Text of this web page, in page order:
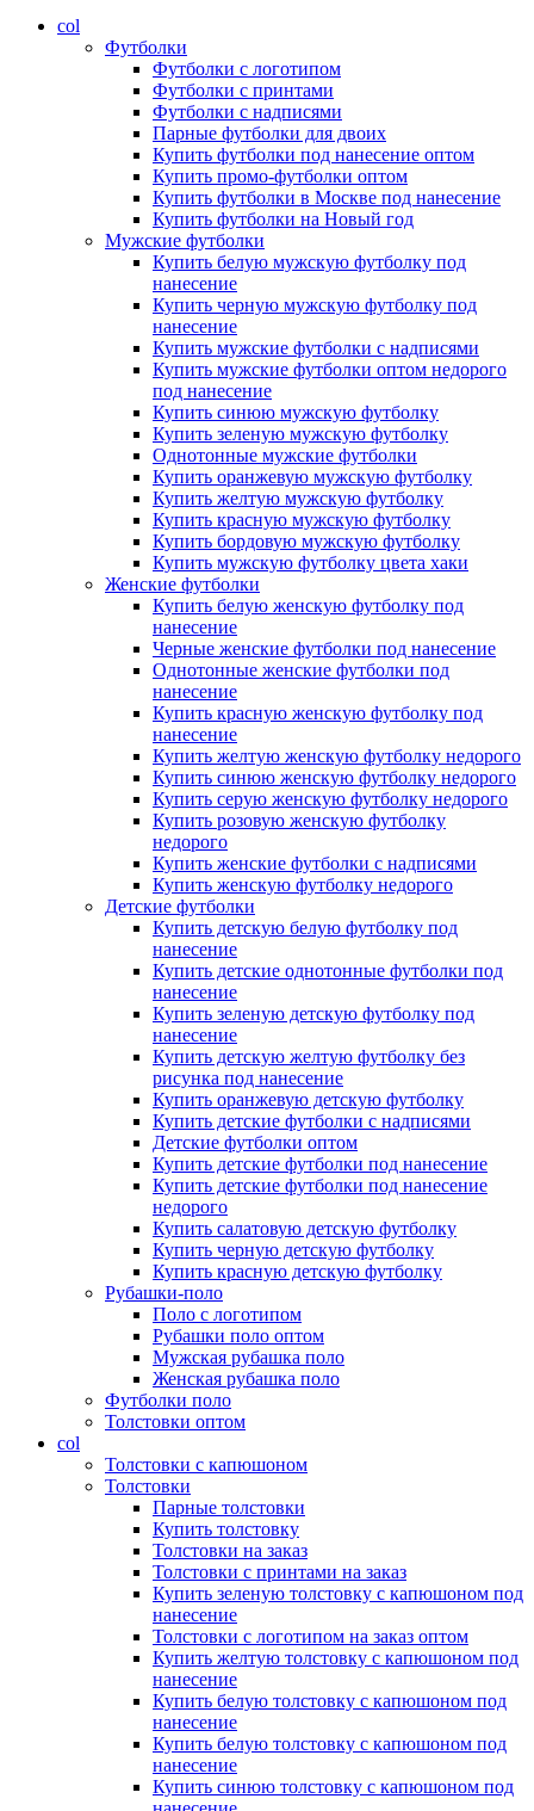
col
Футболки
Футболки с логотипом
Футболки с принтами
Футболки с надписями
Парные футболки для двоих
Купить футболки под нанесение оптом
Купить промо-футболки оптом
Купить футболки в Москве под нанесение
Купить футболки на Новый год
Мужские футболки
Купить белую мужскую футболку под
нанесение
Купить черную мужскую футболку под
нанесение
Купить мужские футболки с надписями
Купить мужские футболки оптом недорого
под нанесение
Купить синюю мужскую футболку
Купить зеленую мужскую футболку
Однотонные мужские футболки
Купить оранжевую мужскую футболку
Купить желтую мужскую футболку
Купить красную мужскую футболку
Купить бордовую мужскую футболку
Купить мужскую футболку цвета хаки
Женские футболки
Купить белую женскую футболку под
нанесение
Черные женские футболки под нанесение
Однотонные женские футболки под
нанесение
Купить красную женскую футболку под
нанесение
Купить желтую женскую футболку недорого
Купить синюю женскую футболку недорого
Купить серую женскую футболку недорого
Купить розовую женскую футболку
недорого
Купить женские футболки с надписями
Купить женскую футболку недорого
Детские футболки
Купить детскую белую футболку под
нанесение
Купить детские однотонные футболки под
нанесение
Купить зеленую детскую футболку под
нанесение
Купить детскую желтую футболку без
рисунка под нанесение
Купить оранжевую детскую футболку
Купить детские футболки с надписями
Детские футболки оптом
Купить детские футболки под нанесение
Купить детские футболки под нанесение
недорого
Купить салатовую детскую футболку
Купить черную детскую футболку
Купить красную детскую футболку
Рубашки-поло
Поло с логотипом
Рубашки поло оптом
Мужская рубашка поло
Женская рубашка поло
Футболки поло
Толстовки оптом
col
Толстовки с капюшоном
Толстовки
Парные толстовки
Купить толстовку
Толстовки на заказ
Толстовки с принтами на заказ
Купить зеленую толстовку с капюшоном под
нанесение
Толстовки с логотипом на заказ оптом
Купить желтую толстовку с капюшоном под
нанесение
Купить белую толстовку с капюшоном под
нанесение
Купить белую толстовку с капюшоном под
нанесение
Купить синюю толстовку с капюшоном под